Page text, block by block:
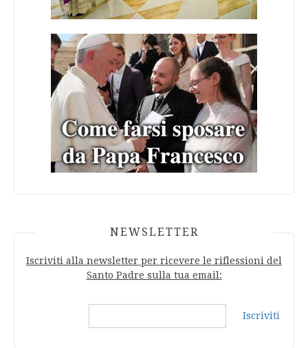
NEWSLETTER
Iscriviti alla newsletter per ricevere le riflessioni del
Santo Padre sulla tua email:
Iscriviti